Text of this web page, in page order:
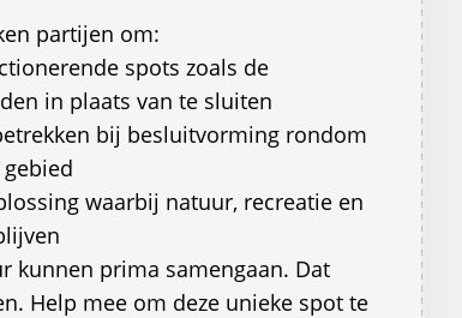
partijen om:
spots zoals de
in plaats van te sluiten
bij besluitvorming rondom
waarbij natuur, recreatie en
kunnen prima samengaan. Dat
Help mee om deze unieke spot te